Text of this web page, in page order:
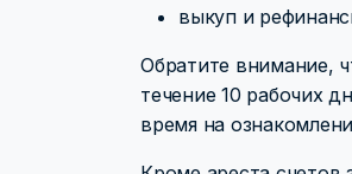
выкуп и
Обратите внимание,
течение 10 рабочих
время на